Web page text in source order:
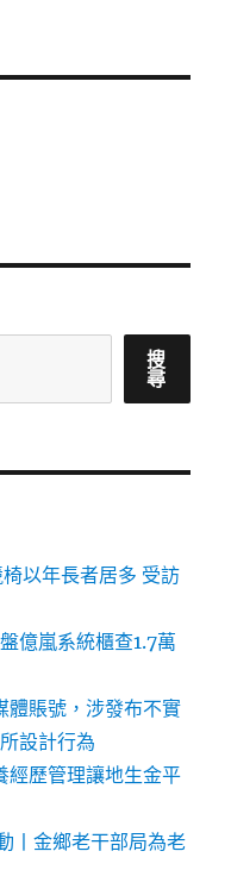
搜
尋
以年長者居多 受訪
億嵐系統櫃查1.7萬
體賬號，涉發布不實
設計行為
經歷管理讓地生金平
丨金鄉老干部局為老